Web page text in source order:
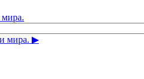
мира. ▶︎